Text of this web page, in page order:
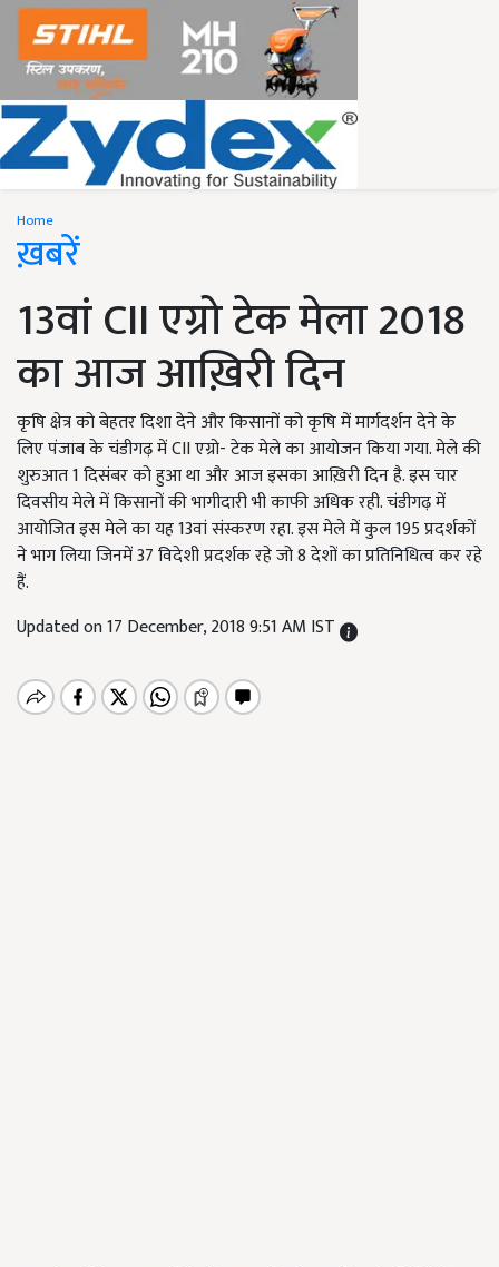
Home
ख़बरें
13वां CII एग्रो टेक मेला 2018
का आज आख़िरी दिन
कृषि क्षेत्र को बेहतर दिशा देने और किसानों को कृषि में मार्गदर्शन देने के
लिए पंजाब के चंडीगढ़ में CII एग्रो- टेक मेले का आयोजन किया गया. मेले की
शुरुआत 1 दिसंबर को हुआ था और आज इसका आख़िरी दिन है. इस चार
दिवसीय मेले में किसानों की भागीदारी भी काफी अधिक रही. चंडीगढ़ में
आयोजित इस मेले का यह 13वां संस्करण रहा. इस मेले में कुल 195 प्रदर्शकों
ने भाग लिया जिनमें 37 विदेशी प्रदर्शक रहे जो 8 देशों का प्रतिनिधित्व कर रहे
हैं.
Updated on 17 December, 2018 9:51 AM IST